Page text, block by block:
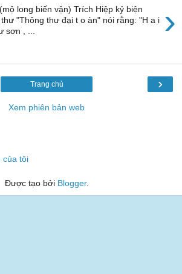
›
long biến vận) Trích Hiệp kỷ biện
"Thông thư đại t o àn" nói rằng: "H a i
sơn , ...
›
Trang chủ
Xem phiên bản web
của tôi
Được tạo bởi Blogger.